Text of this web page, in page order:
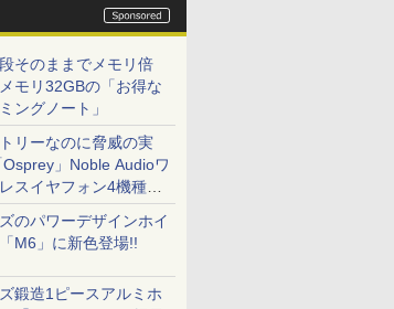
そのままでメモリ倍
モリ32GBの「お得な
ングノート」
リーなのに脅威の実
Osprey」Noble Audioワ
スイヤフォン4機種を
聴く
のパワーデザインホイ
M6」に新色登場!!
鍛造1ピースアルミホ